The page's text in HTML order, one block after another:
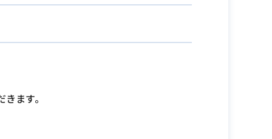
ます。